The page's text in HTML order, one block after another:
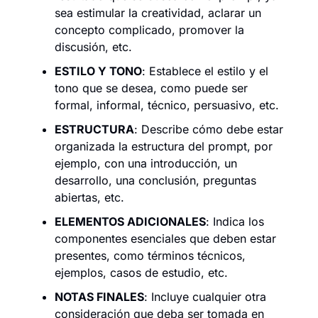
sea estimular la creatividad, aclarar un
concepto complicado, promover la
discusión, etc.
ESTILO Y TONO: Establece el estilo y el
tono que se desea, como puede ser
formal, informal, técnico, persuasivo, etc.
ESTRUCTURA: Describe cómo debe estar
organizada la estructura del prompt, por
ejemplo, con una introducción, un
desarrollo, una conclusión, preguntas
abiertas, etc.
ELEMENTOS ADICIONALES: Indica los
componentes esenciales que deben estar
presentes, como términos técnicos,
ejemplos, casos de estudio, etc.
NOTAS FINALES: Incluye cualquier otra
consideración que deba ser tomada en